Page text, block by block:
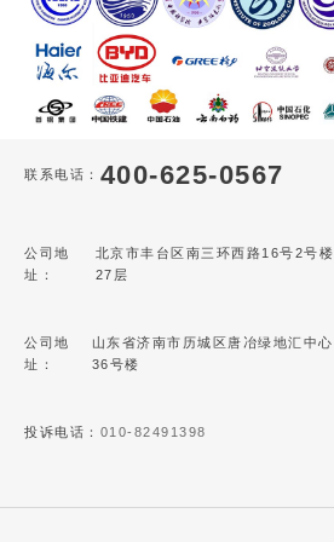
联系电话： 400-625-0567
公司地
址：
北京市丰台区南三环西路16号2号楼
27层
公司地
址：
山东省济南市历城区唐冶绿地汇中心
36号楼
投诉电话： 010-82491398